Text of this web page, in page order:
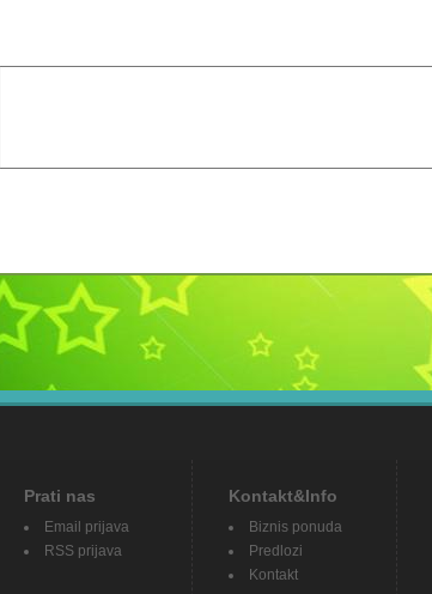
Prati nas
Email prijava
RSS prijava
Kontakt&Info
Biznis ponuda
Predlozi
Kontakt